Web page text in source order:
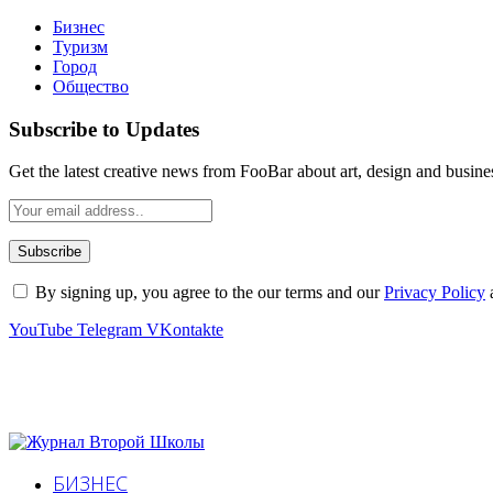
Бизнес
Туризм
Город
Общество
Subscribe to Updates
Get the latest creative news from FooBar about art, design and
By signing up, you agree to the our terms and ourPrivacy Policy
YouTube Telegram VKontakte
БИЗНЕС